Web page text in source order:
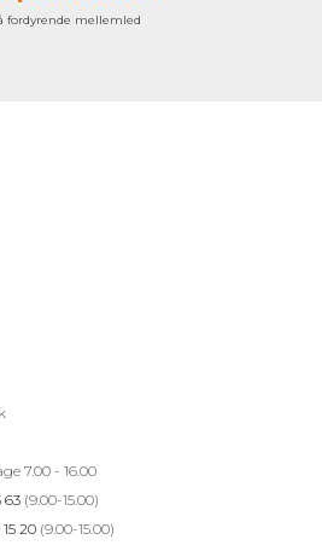
fordyrende mellemled
7.00 - 16.00
63 (9.00-15.00)
15 20 (9.00-15.00)